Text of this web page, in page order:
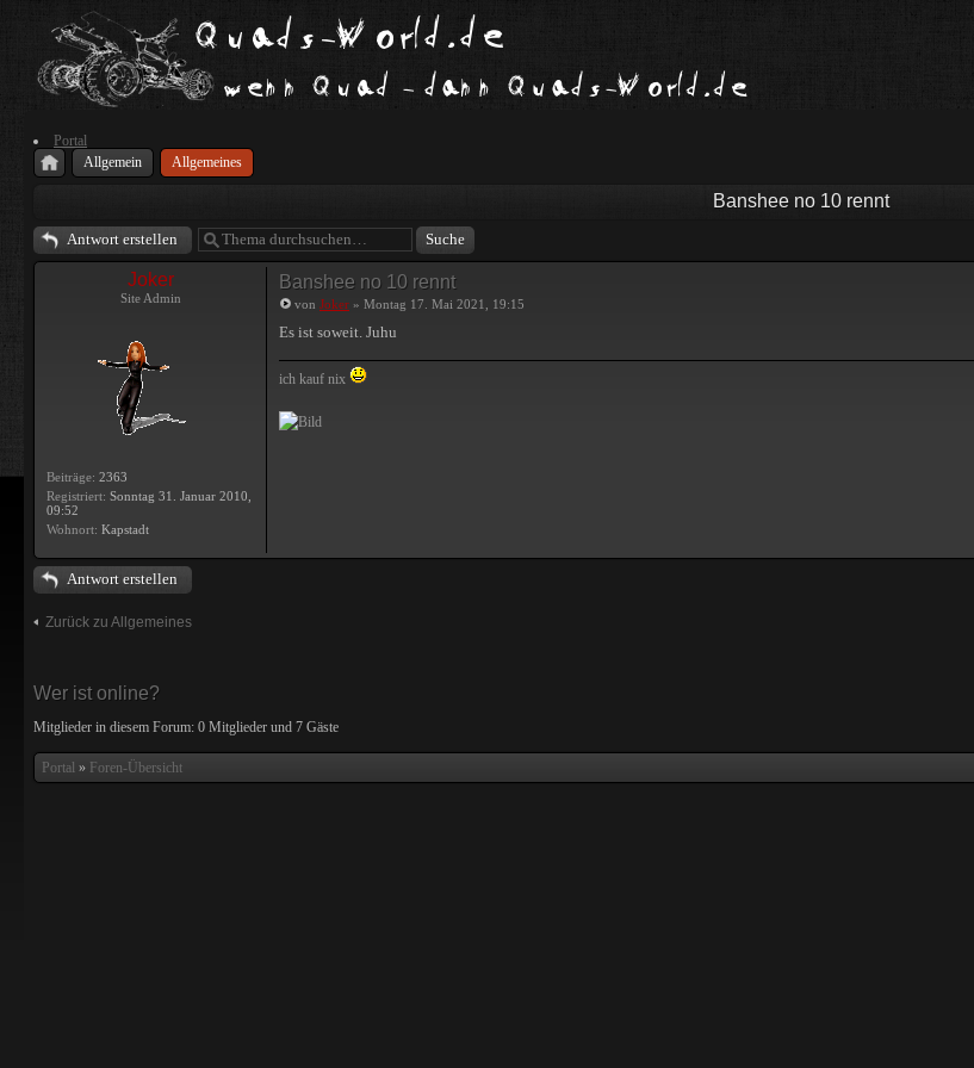
Portal
Allgemein
Allgemeines
Banshee no 10 rennt
Antwort erstellen
Joker
Site Admin
Beiträge: 2363
Registriert: Sonntag 31. Januar 2010,
09:52
Wohnort: Kapstadt
Banshee no 10 rennt
von Joker » Montag 17. Mai 2021, 19:15
Es ist soweit. Juhu
ich kauf nix
Antwort erstellen
Zurück zu Allgemeines
Wer ist online?
Mitglieder in diesem Forum: 0 Mitglieder und 7 Gäste
Portal » Foren-Übersicht